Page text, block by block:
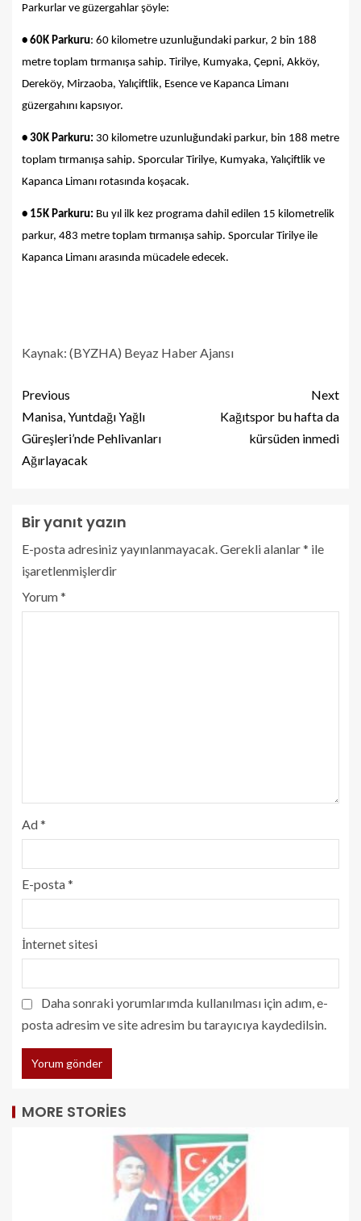
Parkurlar ve güzergahlar şöyle:
• 60K Parkuru: 60 kilometre uzunluğundaki parkur, 2 bin 188
metre toplam tırmanışa sahip. Tirilye, Kumyaka, Çepni, Akköy,
Dereköy, Mirzaoba, Yalıçiftlik, Esence ve Kapanca Limanı
güzergahını kapsıyor.
• 30K Parkuru: 30 kilometre uzunluğundaki parkur, bin 188 metre
toplam tırmanışa sahip. Sporcular Tirilye, Kumyaka, Yalıçiftlik ve
Kapanca Limanı rotasında koşacak.
• 15K Parkuru: Bu yıl ilk kez programa dahil edilen 15 kilometrelik
parkur, 483 metre toplam tırmanışa sahip. Sporcular Tirilye ile
Kapanca Limanı arasında mücadele edecek.
Kaynak: (BYZHA) Beyaz Haber Ajansı
Previous
Manisa, Yuntdağı Yağlı
Güreşleri’nde Pehlivanları
Ağırlayacak
Next
Kağıtspor bu hafta da
kürsüden inmedi
Bir yanıt yazın
E-posta adresiniz yayınlanmayacak. Gerekli alanlar* ile
işaretlenmişlerdir
Yorum*
Ad*
E-posta*
İnternet sitesi
Daha sonraki yorumlarımda kullanılması için adım, e-
posta adresim ve site adresim bu tarayıcıya kaydedilsin.
MORE STORIES